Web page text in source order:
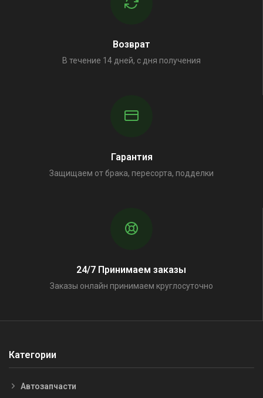
Возврат
В течение 14 дней, с дня получения
Гарантия
Защищаем от брака, пересорта, подделки
24/7 Принимаем заказы
Заказы онлайн принимаем круглосуточно
Категории
Автозапчасти